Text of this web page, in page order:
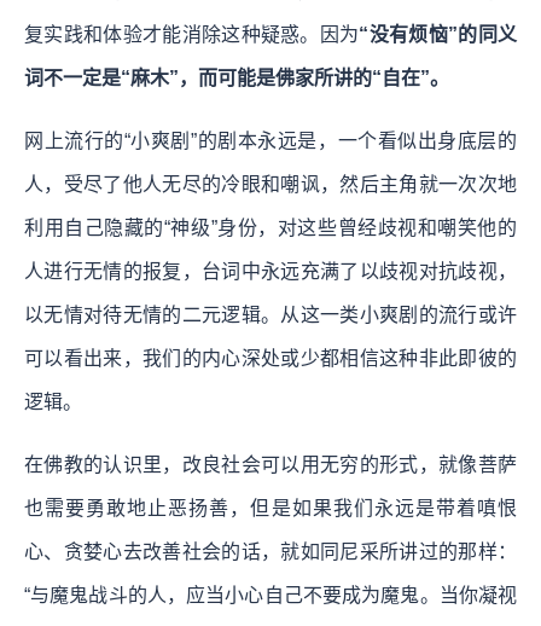
复实践和体验才能消除这种疑惑。因为“没有烦恼”的同义
词不一定是“麻木”，而可能是佛家所讲的“自在”。
网上流行的“小爽剧”的剧本永远是，一个看似出身底层的
人，受尽了他人无尽的冷眼和嘲讽，然后主角就一次次地
利用自己隐藏的“神级”身份，对这些曾经歧视和嘲笑他的
人进行无情的报复，台词中永远充满了以歧视对抗歧视，
以无情对待无情的二元逻辑。从这一类小爽剧的流行或许
可以看出来，我们的内心深处或少都相信这种非此即彼的
逻辑。
在佛教的认识里，改良社会可以用无穷的形式，就像菩萨
也需要勇敢地止恶扬善，但是如果我们永远是带着嗔恨
心、贪婪心去改善社会的话，就如同尼采所讲过的那样：
“与魔鬼战斗的人，应当小心自己不要成为魔鬼。当你凝视